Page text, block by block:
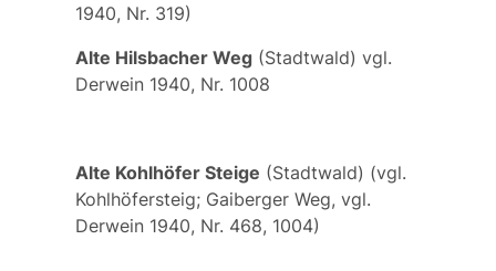
1940, Nr. 319)
Alte Hilsbacher Weg(Stadtwald) vgl.
Derwein 1940, Nr. 1008
Alte Kohlhöfer Steige (Stadtwald) (vgl.
Kohlhöfersteig; Gaiberger Weg, vgl.
Derwein 1940, Nr. 468, 1004)